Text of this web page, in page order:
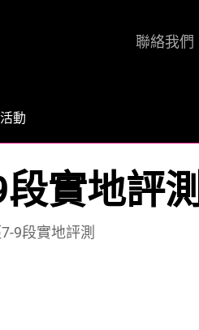
活動
聯絡我們
段實地評測
9段實地評測